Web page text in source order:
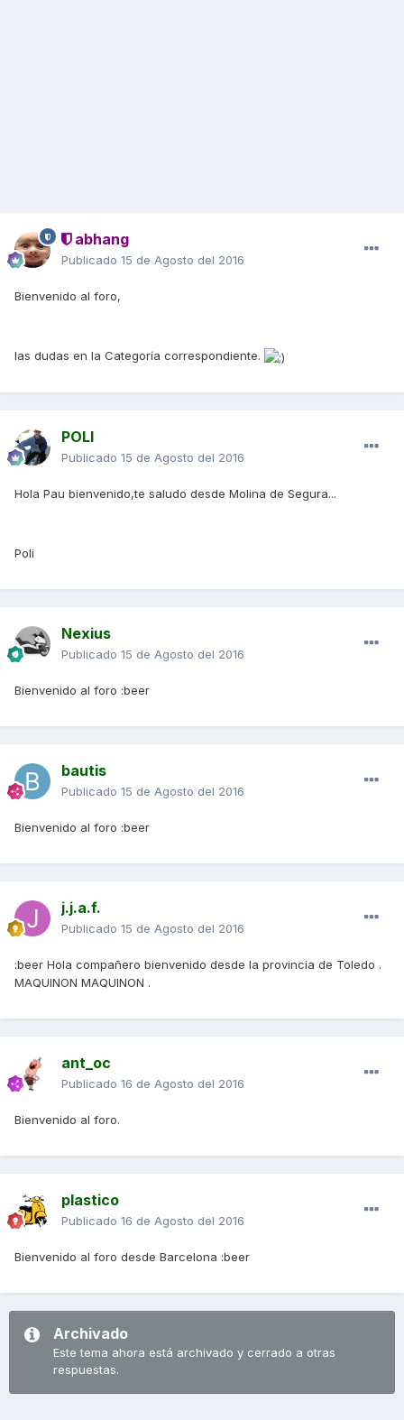
abhang
Publicado 15 de Agosto del 2016
Bienvenido al foro,
las dudas en la Categoría correspondiente.
POLI
Publicado 15 de Agosto del 2016
Hola Pau bienvenido,te saludo desde Molina de Segura...
Poli
Nexius
Publicado 15 de Agosto del 2016
Bienvenido al foro :beer
bautis
Publicado 15 de Agosto del 2016
Bienvenido al foro :beer
j.j.a.f.
Publicado 15 de Agosto del 2016
:beer Hola compañero bienvenido desde la provincia de Toledo .
MAQUINON MAQUINON .
ant_oc
Publicado 16 de Agosto del 2016
Bienvenido al foro.
plastico
Publicado 16 de Agosto del 2016
Bienvenido al foro desde Barcelona :beer
Archivado
Este tema ahora está archivado y cerrado a otras
respuestas.